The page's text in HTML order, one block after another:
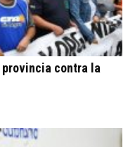
provincia contra la